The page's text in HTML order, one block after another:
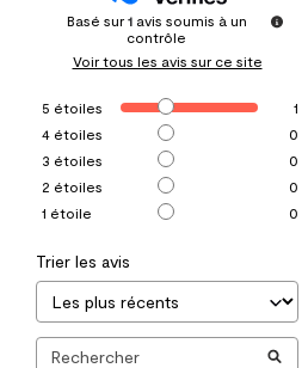
Basé sur 1 avis soumis à un
contrôle
Voir tous les avis sur ce site
5 étoiles
1
4 étoiles
0
3 étoiles
0
2 étoiles
0
1 étoile 0
Trier les avis